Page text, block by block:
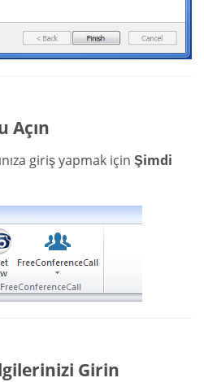
Açın
giriş yapmak için Şimdi
Girin